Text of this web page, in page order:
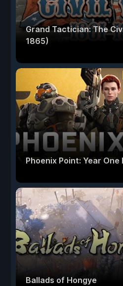
Grand Tactician: The
1865)
Phoenix Point: Year One
Ballads of Hongye